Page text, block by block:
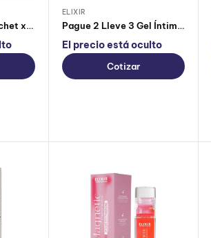
Pague 2 Lleve 3 Sachet x24 Gel Íntimo Saborizado Elixir
ELIXIR
Pague 2 Lleve 3 Gel Íntimo Saborizado Elixir
El precio está oculto
Cotizar